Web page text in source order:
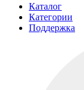
Каталог
Категории
Поддержка